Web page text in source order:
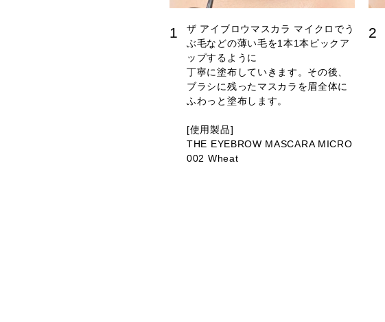
1
ザ アイブロウマスカラ マイクロでう
ぶ毛などの薄い毛を1本1本ピックア
ップするように
丁寧に塗布していきます。その後、
ブラシに残ったマスカラを眉全体に
ふわっと塗布します。
[使用製品]
THE EYEBROW MASCARA MICRO
002 Wheat
2